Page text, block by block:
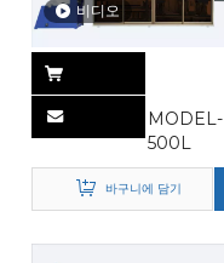
비디오
MODEL-
500L
바구니에 담기